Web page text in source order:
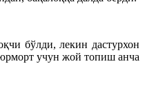
бўлди, лекин дастурхон
учун жой топиш анча